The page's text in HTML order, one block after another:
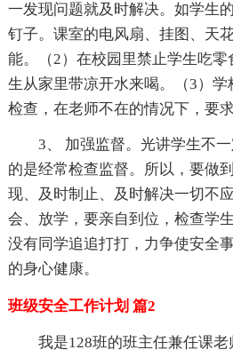
一发现问题就及时解决。如学生
钉子。课室的电风扇、挂图、天
能。（2）在校园里禁止学生吃
生从家里带凉开水来喝。（3）
检查，在老师不在的情况下，要
3、 加强监督。光讲学生不
的是经常检查监督。所以，要做
现、及时制止、及时解决一切不
会、放学，要亲自到位，检查学
没有同学追追打打，力争使安全
的身心健康。
班级安全工作计划 篇2
我是128班的班主任兼任课